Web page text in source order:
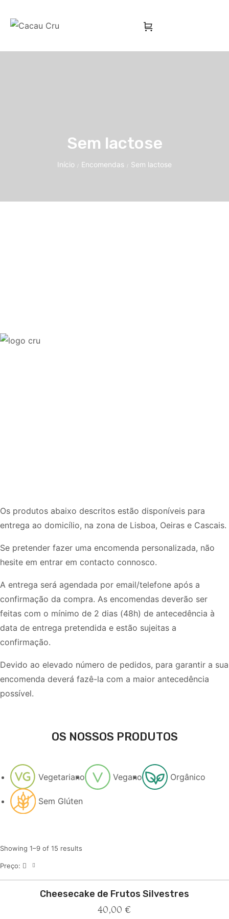
Sem lactose
Início / Encomendas / Sem lactose
Os produtos abaixo descritos estão disponíveis para
entrega ao domicílio, na zona de Lisboa, Oeiras e Cascais.
Se pretender fazer uma encomenda personalizada, não
hesite em entrar em contacto connosco.
​A entrega será agendada por email/telefone após a
confirmação da compra. As encomendas deverão ser
feitas com o mínimo de 2 dias (48h) de antecedência à
data de entrega pretendida e estão sujeitas a
confirmação.
Devido ao elevado número de pedidos, para garantir a sua
encomenda deverá fazê-la com a maior antecedência
possível.
OS NOSSOS PRODUTOS
Vegetariano Vegano Orgânico
Sem Glúten
Showing 1–9 of 15 results
Preço:
Cheesecake de Frutos Silvestres
40,00 €